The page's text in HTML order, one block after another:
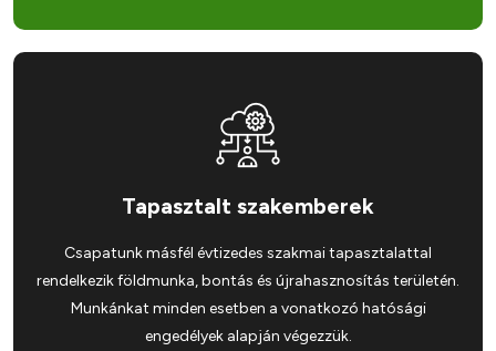
Tapasztalt szakemberek
Csapatunk másfél évtizedes szakmai tapasztalattal
rendelkezik földmunka, bontás és újrahasznosítás területén.
Munkánkat minden esetben a vonatkozó hatósági
engedélyek alapján végezzük.